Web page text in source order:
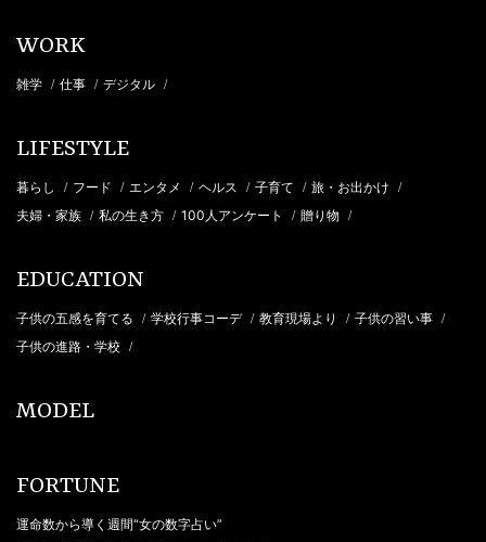
WORK
雑学 / 仕事 / デジタル /
LIFESTYLE
暮らし / フード / エンタメ / ヘルス / 子育て / 旅・お出かけ /
夫婦・家族 / 私の生き方 / 100人アンケート / 贈り物 /
EDUCATION
子供の五感を育てる / 学校行事コーデ / 教育現場より / 子供の習い事 /
子供の進路・学校 /
MODEL
FORTUNE
運命数から導く週間“女の数字占い”